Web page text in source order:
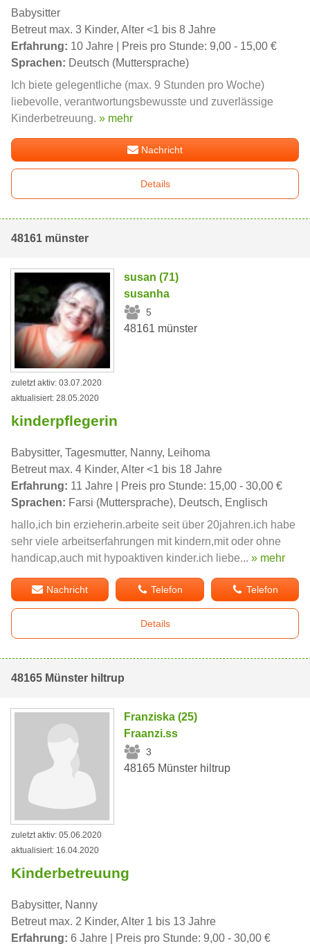
Babysitter
Betreut max. 3 Kinder, Alter <1 bis 8 Jahre
Erfahrung: 10 Jahre | Preis pro Stunde: 9,00 - 15,00 €
Sprachen: Deutsch (Muttersprache)
Ich biete gelegentliche (max. 9 Stunden pro Woche)
liebevolle, verantwortungsbewusste und zuverlässige
Kinderbetreuung. » mehr
Nachricht
Details
48161 münster
susan (71)
susanha
5
48161 münster
zuletzt aktiv: 03.07.2020
aktualisiert: 28.05.2020
kinderpflegerin
Babysitter, Tagesmutter, Nanny, Leihoma
Betreut max. 4 Kinder, Alter <1 bis 18 Jahre
Erfahrung: 11 Jahre | Preis pro Stunde: 15,00 - 30,00 €
Sprachen: Farsi (Muttersprache), Deutsch, Englisch
hallo,ich bin erzieherin.arbeite seit über 20jahren.ich habe
sehr viele arbeitserfahrungen mit kindern,mit oder ohne
handicap,auch mit hypoaktiven kinder.ich liebe... » mehr
Nachricht Telefon Telefon
Details
48165 Münster hiltrup
Franziska (25)
Fraanzi.ss
3
48165 Münster hiltrup
zuletzt aktiv: 05.06.2020
aktualisiert: 16.04.2020
Kinderbetreuung
Babysitter, Nanny
Betreut max. 2 Kinder, Alter 1 bis 13 Jahre
Erfahrung: 6 Jahre | Preis pro Stunde: 9,00 - 30,00 €